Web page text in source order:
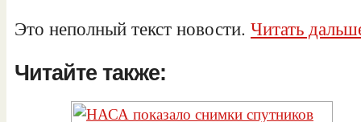
Это неполный текст новости. Читать
Читайте также: